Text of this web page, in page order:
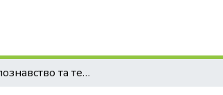
Матеріалознавство та технологія конструкційних матеріалів. Розділ «Обробка матеріалів різанням»: посібник-практикум для виконання лабораторних робіт для здобувачів ступеня вищої освіти «Бакалавр» зі спеціальності 208 «Агроінженерія»